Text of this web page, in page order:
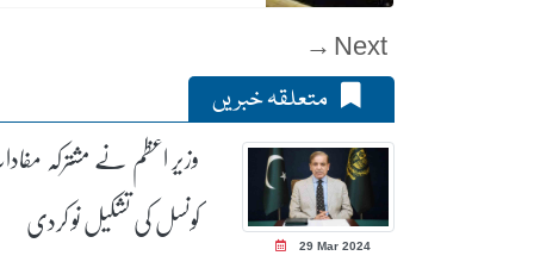
Next →
متعلقہ خبریں
29 Mar 2024
وزیر اعظم نے مشترکہ
کونسل کی تشکیل نو کردی